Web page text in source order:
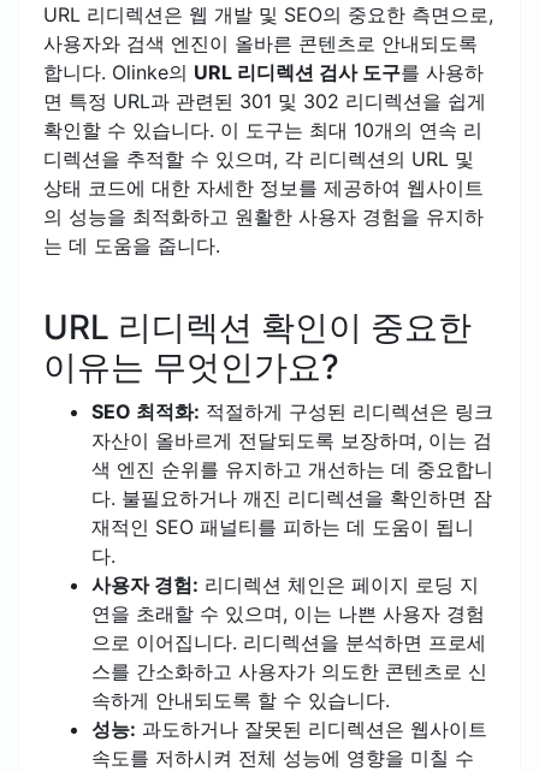
URL 리디렉션은 웹 개발 및 SEO의 중요한 측면으로,
사용자와 검색 엔진이 올바른 콘텐츠로 안내되도록
합니다. Olinke의 URL 리디렉션 검사 도구를 사용하
면 특정 URL과 관련된 301 및 302 리디렉션을 쉽게
확인할 수 있습니다. 이 도구는 최대 10개의 연속 리
디렉션을 추적할 수 있으며, 각 리디렉션의 URL 및
상태 코드에 대한 자세한 정보를 제공하여 웹사이트
의 성능을 최적화하고 원활한 사용자 경험을 유지하
는 데 도움을 줍니다.
URL 리디렉션 확인이 중요한
이유는 무엇인가요?
SEO 최적화: 적절하게 구성된 리디렉션은 링크
자산이 올바르게 전달되도록 보장하며, 이는 검
색 엔진 순위를 유지하고 개선하는 데 중요합니
다. 불필요하거나 깨진 리디렉션을 확인하면 잠
재적인 SEO 패널티를 피하는 데 도움이 됩니
다.
사용자 경험: 리디렉션 체인은 페이지 로딩 지
연을 초래할 수 있으며, 이는 나쁜 사용자 경험
으로 이어집니다. 리디렉션을 분석하면 프로세
스를 간소화하고 사용자가 의도한 콘텐츠로 신
속하게 안내되도록 할 수 있습니다.
성능: 과도하거나 잘못된 리디렉션은 웹사이트
속도를 저하시켜 전체 성능에 영향을 미칠 수